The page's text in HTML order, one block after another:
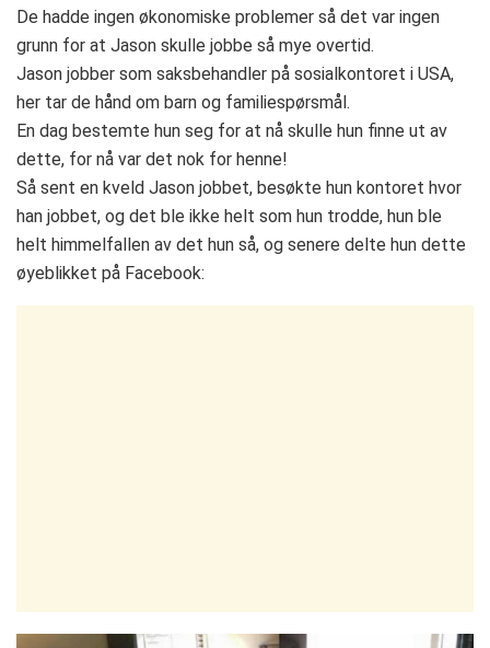
De hadde ingen økonomiske problemer så det var ingen
grunn for at Jason skulle jobbe så mye overtid.
Jason jobber som saksbehandler på sosialkontoret i USA,
her tar de hånd om barn og familiespørsmål.
En dag bestemte hun seg for at nå skulle hun finne ut av
dette, for nå var det nok for henne!
Så sent en kveld Jason jobbet, besøkte hun kontoret hvor
han jobbet, og det ble ikke helt som hun trodde, hun ble
helt himmelfallen av det hun så, og senere delte hun dette
øyeblikket på Facebook: